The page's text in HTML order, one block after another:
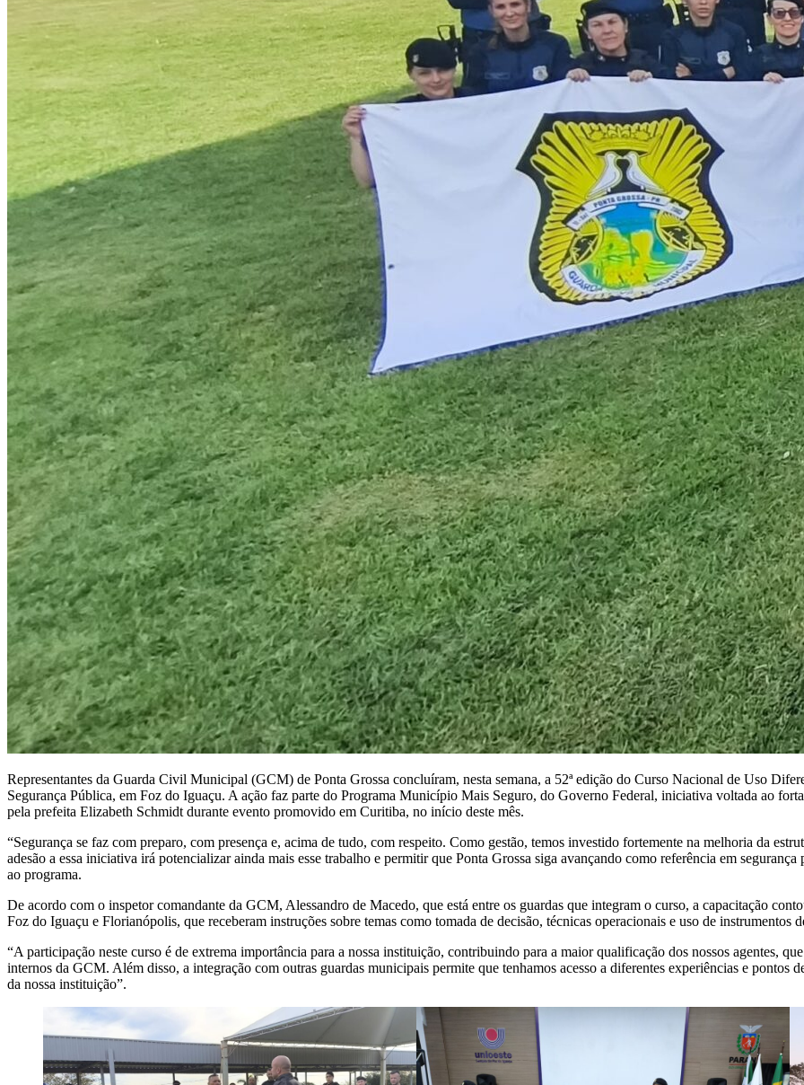
Representantes da Guarda Civil Municipal (GCM) de Ponta Grossa concluíram, nesta semana, a 52ª edição do Curso Nacional de Uso
Segurança Pública, em Foz do Iguaçu. A ação faz parte do Programa Município Mais Seguro, do Governo Federal, iniciativa voltada ao
pela prefeita Elizabeth Schmidt durante evento promovido em Curitiba, no início deste mês.
“Segurança se faz com preparo, com presença e, acima de tudo, com respeito. Como gestão, temos investido fortemente na melhoria da
adesão a essa iniciativa irá potencializar ainda mais esse trabalho e permitir que Ponta Grossa siga avançando como referência em
ao programa.
De acordo com o inspetor comandante da GCM, Alessandro de Macedo, que está entre os guardas que integram o curso, a capacitação
Foz do Iguaçu e Florianópolis, que receberam instruções sobre temas como tomada de decisão, técnicas operacionais e uso de instrumentos
“A participação neste curso é de extrema importância para a nossa instituição, contribuindo para a maior qualificação dos nossos agentes,
internos da GCM. Além disso, a integração com outras guardas municipais permite que tenhamos acesso a diferentes experiências e pontos
da nossa instituição”.